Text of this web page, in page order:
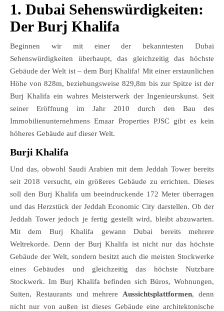
1. Dubai Sehenswürdigkeiten:
Der Burj Khalifa
Beginnen wir mit einer der bekanntesten Dubai
Sehenswürdigkeiten überhaupt, das gleichzeitig das höchste
Gebäude der Welt ist – dem Burj Khalifa! Mit einer erstaunlichen
Höhe von 828m, beziehungsweise 829,8m bis zur Spitze ist der
Burj Khalifa ein wahres Meisterwerk der Ingenieurskunst. Seit
seiner Eröffnung im Jahr 2010 durch den Bau des
Immobilienunternehmens Emaar Properties PJSC gibt es kein
höheres Gebäude auf dieser Welt.
Burji Khalifa
Und das, obwohl Saudi Arabien mit dem Jeddah Tower bereits
seit 2018 versucht, ein größeres Gebäude zu errichten. Dieses
soll den Burj Khalifa um beeindruckende 172 Meter überragen
und das Herzstück der Jeddah Economic City darstellen. Ob der
Jeddah Tower jedoch je fertig gestellt wird, bleibt abzuwarten.
Mit dem Burj Khalifa gewann Dubai bereits mehrere
Weltrekorde. Denn der Burj Khalifa ist nicht nur das höchste
Gebäude der Welt, sondern besitzt auch die meisten Stockwerke
eines Gebäudes und gleichzeitig das höchste Nutzbare
Stockwerk. Im Burj Khalifa befinden sich Büros, Wohnungen,
Suiten, Restaurants und mehrere Aussichtsplattformen, denn
nicht nur von außen ist dieses Gebäude eine architektonische